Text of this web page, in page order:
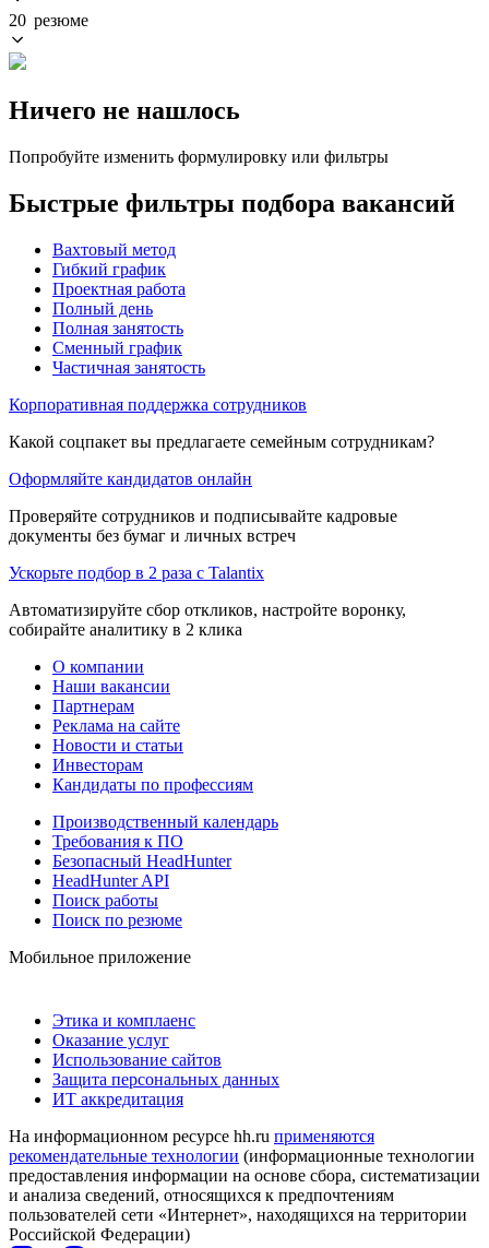
20 резюме
Ничего не нашлось
Попробуйте изменить формулировку или фильтры
Быстрые фильтры подбора вакансий
Вахтовый метод
Гибкий график
Проектная работа
Полный день
Полная занятость
Сменный график
Частичная занятость
Корпоративная поддержка сотрудников
Какой соцпакет вы предлагаете семейным сотрудникам?
Оформляйте кандидатов онлайн
Проверяйте сотрудников и подписывайте кадровые
документы без бумаг и личных встреч
Ускорьте подбор в 2 раза с Talantix
Автоматизируйте сбор откликов, настройте воронку,
собирайте аналитику в 2 клика
О компании
Наши вакансии
Партнерам
Реклама на сайте
Новости и статьи
Инвесторам
Кандидаты по профессиям
Производственный календарь
Требования к ПО
Безопасный HeadHunter
HeadHunter API
Поиск работы
Поиск по резюме
Мобильное приложение
Этика и комплаенс
Оказание услуг
Использование сайтов
Защита персональных данных
ИТ аккредитация
На информационном ресурсе hh.ru применяются
рекомендательные технологии (информационные технологии
предоставления информации на основе сбора, систематизации
и анализа сведений, относящихся к предпочтениям
пользователей сети «Интернет», находящихся на территории
Российской Федерации)